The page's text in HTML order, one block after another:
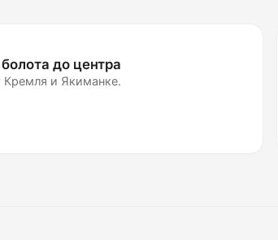
до центра
Кремля и Якиманке.